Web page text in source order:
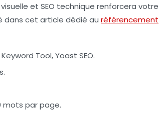
et SEO technique renforcera votre
dans cet article dédié au référencement
Tool, Yoast SEO.
mots par page.